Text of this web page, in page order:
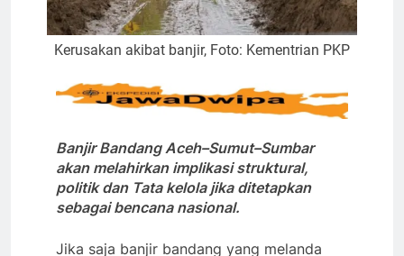
Kerusakan akibat banjir, Foto: Kementrian PKP
Banjir Bandang Aceh–Sumut–Sumbar
akan melahirkan implikasi struktural,
politik dan Tata kelola jika ditetapkan
sebagai bencana nasional.
Jika saja banjir bandang yang melanda